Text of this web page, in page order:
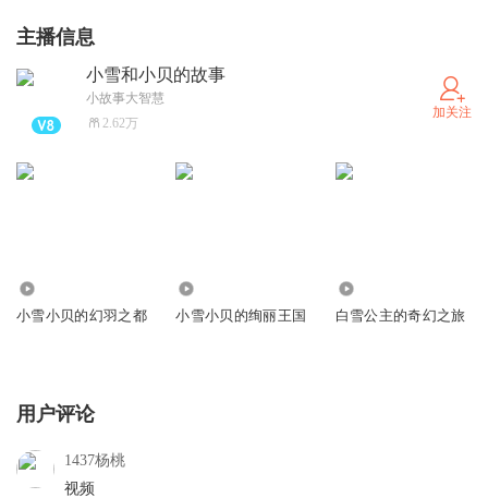
主播信息
小雪和小贝的故事
小故事大智慧
2.62万
加关注
小雪小贝的幻羽之都 小雪小贝的绚丽王国 白雪公主的奇幻之旅
用户评论
1437杨桃
视频